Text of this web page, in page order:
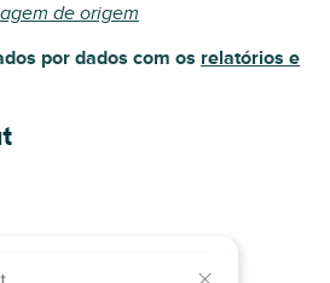
de origem
por dados com os relatórios e